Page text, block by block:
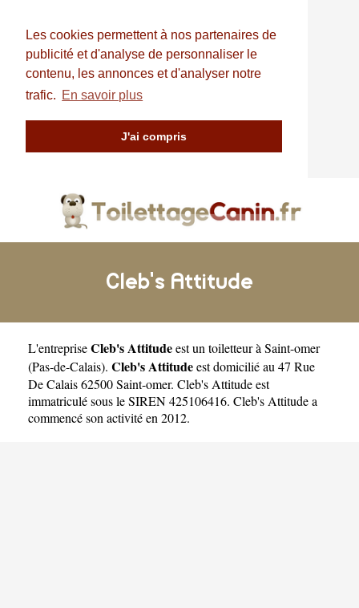
Les cookies permettent à nos partenaires de
publicité et d'analyse de personnaliser le
contenu, les annonces et d'analyser notre
trafic. En savoir plus
J'ai compris
Cleb's Attitude
L'entrepriseCleb's Attitudeest un toiletteur à Saint-omer
(Pas-de-Calais). Cleb's Attitudeest domicilié au 47 Rue
De Calais 62500 Saint-omer. Cleb's Attitude est
immatriculé sous le SIREN 425106416. Cleb's Attitude a
commencé son activité en 2012.